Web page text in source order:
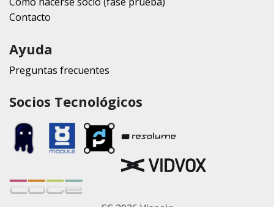
Contacto
Ayuda
Preguntas frecuentes
Socios Tecnológicos